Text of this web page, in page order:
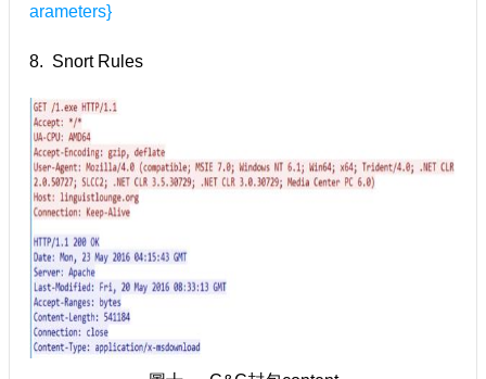
arameters}
8. Snort Rules